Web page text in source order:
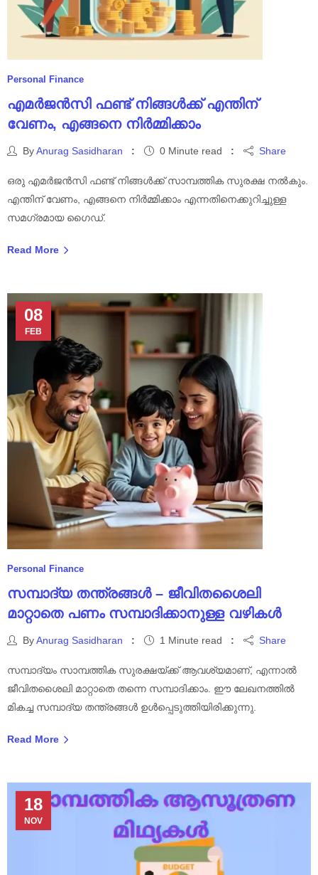
Personal Finance
എമർജൻസി ഫണ്ട് നിങ്ങൾക്ക് എന്തിന്
വേണം, എങ്ങനെ നിർമ്മിക്കാം
ByAnurag Sasidharan 0 Minute read Share
ഒരു എമർജൻസി ഫണ്ട് നിങ്ങൾക്ക് സാമ്പത്തിക സുരക്ഷ നൽകും.
എന്തിന് വേണം, എങ്ങനെ നിർമ്മിക്കാം എന്നതിനെക്കുറിച്ചുള്ള
സമഗ്രമായ ഗൈഡ്.
Read More
08
FEB
Personal Finance
സമ്പാദ്യ തന്ത്രങ്ങൾ – ജീവിതശൈലി
മാറ്റാതെ പണം സമ്പാദിക്കാനുള്ള വഴികൾ
ByAnurag Sasidharan 1 Minute read Share
സമ്പാദ്യം സാമ്പത്തിക സുരക്ഷയ്ക്ക് ആവശ്യമാണ്, എന്നാൽ
ജീവിതശൈലി മാറ്റാതെ തന്നെ സമ്പാദിക്കാം. ഈ ലേഖനത്തിൽ
മികച്ച സമ്പാദ്യ തന്ത്രങ്ങൾ ഉൾപ്പെടുത്തിയിരിക്കുന്നു.
Read More
18
NOV